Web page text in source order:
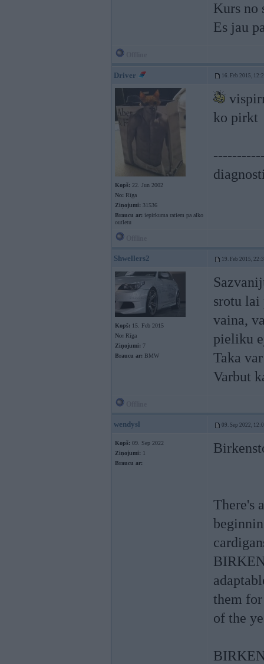
Kurs no
Es jau
Driver 16. Feb 2015,
Kopš: 22. Jun 2002
No: Rīga
Ziņojumi: 31536
Braucu ar: iepirkuma ratiem pa alko
outletu
ko pirkt
Shwellers2 19. Feb 2015,
Kopš: 15. Feb 2015
No: Rīga
Ziņojumi: 7
Braucu ar: BMW
srotu lai
vaina,
pieliku
Taka
Varbut
wendysl 09. Sep 2022,
Kopš: 09. Sep 2022
Ziņojumi: 1
Braucu ar:
There's
them
of the